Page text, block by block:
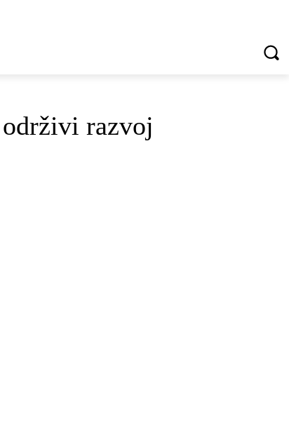
razvoj